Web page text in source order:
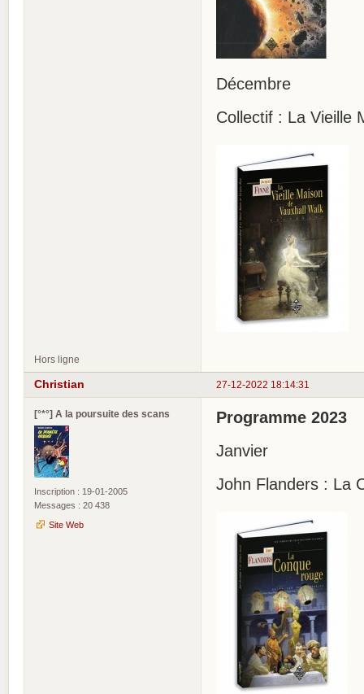
Décembre
Collectif : La Vieille
Hors ligne
27-12-2022 18:14:31
Christian
[°*°] A la poursuite des scans
Inscription : 19-01-2005
Messages : 20 438
Site Web
Programme 2023
Janvier
John Flanders : La